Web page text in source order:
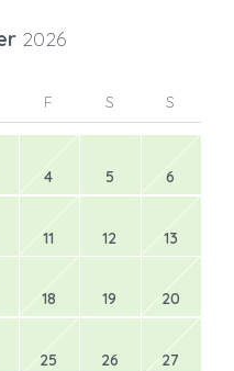
2026
F S S
4 5 6
11 12 13
18 19 20
25 26 27